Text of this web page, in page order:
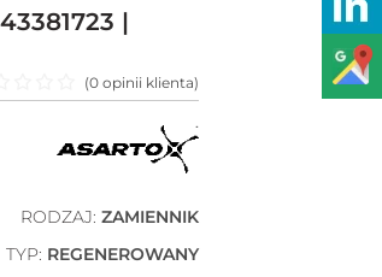
|
Oceniono
(0 opinii klienta)
RODZAJ: ZAMIENNIK
TYP: REGENEROWANY